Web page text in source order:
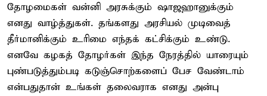
தோழமைகள் வன்னி அரசுக்கும் ஷாஜஹானுக்கும்
எனது வாழ்த்துகள். தங்களது அரசியல் முடிவைத்
தீர்மானிக்கும் உரிமை எந்தக் கட்சிக்கும் உண்டு.
எனவே கழகத் தோழர்கள் இந்த நேரத்தில் யாரையும்
புண்படுத்தும்படி கடுஞ்சொற்களைப் பேச வேண்டாம்
என்பதுதான் உங்கள் தலைவராக எனது அன்பு